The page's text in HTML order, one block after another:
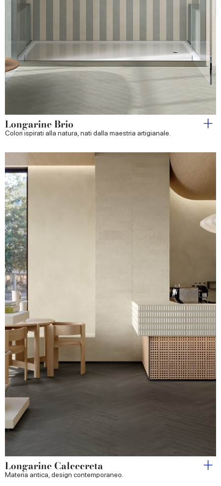
Longarine Brio
Colori ispirati alla natura, nati dalla maestria artigianale.
Longarine Calcecreta
Materia antica, design contemporaneo.